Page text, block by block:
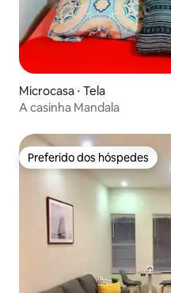
Microcasa ⋅ Tela
A casinha Mandala
Preferido dos hóspedes
Preferido dos hóspedes